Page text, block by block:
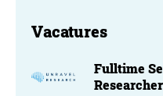
Vacatures
Fulltime